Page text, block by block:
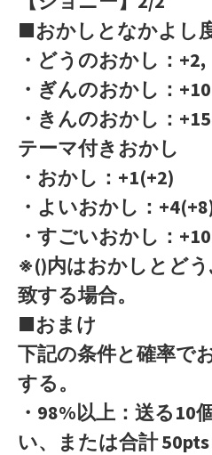
■おかしとなかよし
・どうのおかし：+2,
・ぎんのおかし：+10
・きんのおかし：+15
テーマ付きおかし
・おかし：+1(+2)
・よいおかし：
・すごいおかし：
※()内はおかしとど
致する場合。
■おまけ
下記の条件と確率で
する。
・98%以上：送る10
い、または合計